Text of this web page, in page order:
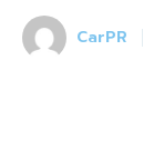
CarPR